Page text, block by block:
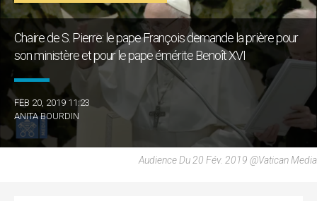
Chaire de S. Pierre: le pape François demande la prière pour
son ministère et pour le pape émérite Benoît XVI
FEB 20, 2019 11:23
ANITA BOURDIN
Audience Du 20 Fév. 2019 @Vatican Media